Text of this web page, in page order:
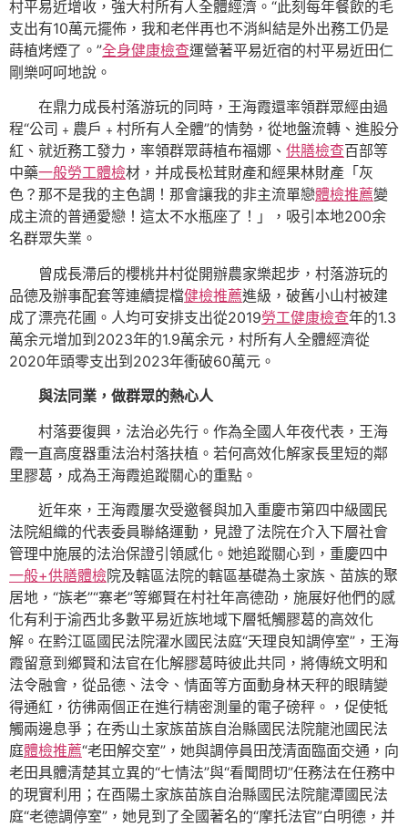
村平易近增收，強大村所有人全體經濟。“此刻每年餐飲的毛
支出有10萬元擺佈，我和老伴再也不消糾結是外出務工仍是
蒔植烤煙了。”全身健康檢查運營著平易近宿的村平易近田仁
剛樂呵呵地說。
在鼎力成長村落游玩的同時，王海霞還率領群眾經由過
程“公司﹢農戶﹢村所有人全體”的情勢，從地盤流轉、進股分
紅、就近務工發力，率領群眾蒔植布福娜、 供膳檢查百部等
中藥一般勞工體檢材，并成長松茸財產和經果林財產「灰
色？那不是我的主色調！那會讓我的非主流單戀體檢推薦變
成主流的普通愛戀！這太不水瓶座了！」，吸引本地200余
名群眾失業。
曾成長滯后的櫻桃井村從開辦農家樂起步，村落游玩的
品德及辦事配套等連續提檔健檢推薦進級，破舊小山村被建
成了漂亮花圃。人均可安排支出從2019勞工健康檢查年的1.3
萬余元增加到2023年的1.9萬余元，村所有人全體經濟從
2020年頭零支出到2023年衝破60萬元。
與法同業，做群眾的熱心人
村落要復興，法治必先行。作為全國人年夜代表，王海
霞一直高度器重法治村落扶植。若何高效化解家長里短的鄰
里膠葛，成為王海霞追蹤關心的重點。
近年來，王海霞屢次受邀餐與加入重慶市第四中級國民
法院組織的代表委員聯絡運動，見證了法院在介入下層社會
管理中施展的法治保證引領感化。她追蹤關心到，重慶四中
一般+供膳體檢院及轄區法院的轄區基礎為土家族、苗族的聚
居地，“族老”“寨老”等鄉賢在村社年高德劭，施展好他們的感
化有利于渝西北多數平易近族地域下層牴觸膠葛的高效化
解。在黔江區國民法院濯水國民法庭“天理良知調停室”，王海
霞留意到鄉賢和法官在化解膠葛時彼此共同，將傳統文明和
法令融會，從品德、法令、情面等方面動身林天秤的眼睛變
得通紅，彷彿兩個正在進行精密測量的電子磅秤。，促使牴
觸兩邊息爭；在秀山土家族苗族自治縣國民法院龍池國民法
庭體檢推薦“老田解交室”，她與調停員田茂清面臨面交通，向
老田具體清楚其立異的“七情法”與“看聞問切”任務法在任務中
的現實利用；在酉陽土家族苗族自治縣國民法院龍潭國民法
庭“老德調停室”，她見到了全國著名的“摩托法官”白明德，并